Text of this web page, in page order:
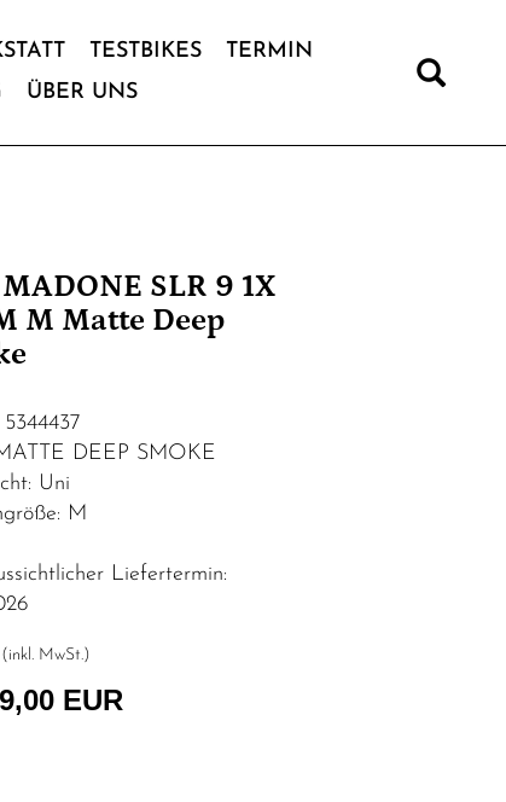
TESTBIKES
TERMIN
ÜBER UNS
SLR 9 1X
M Matte Deep
DEEP SMOKE
Uni
M
Liefertermin:
MwSt.)
EUR